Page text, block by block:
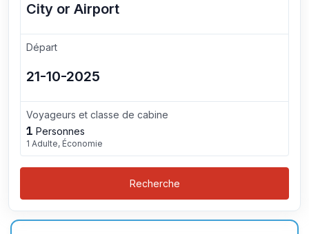
Départ
Voyageurs et classe de cabine
1 Personnes
1 Adulte, Économie
Recherche